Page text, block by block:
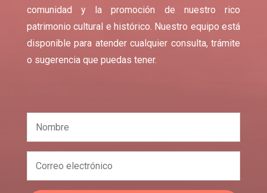
comunidad y la promoción de nuestro rico
patrimonio cultural e histórico. Nuestro equipo está
disponible para atender cualquier consulta, trámite
o sugerencia que puedas tener.